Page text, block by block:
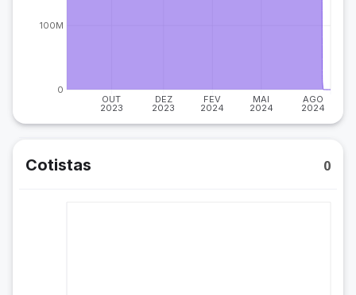
OUT
2023
DEZ
2023
FEV
2024
MAI
2024
AGO
2024
0
100M
Cotistas 0